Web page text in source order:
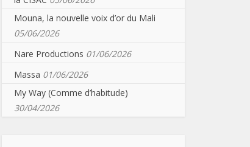
Mouna, la nouvelle voix d’or du Mali
05/06/2026
Nare Productions 01/06/2026
Massa 01/06/2026
My Way (Comme d’habitude)
30/04/2026